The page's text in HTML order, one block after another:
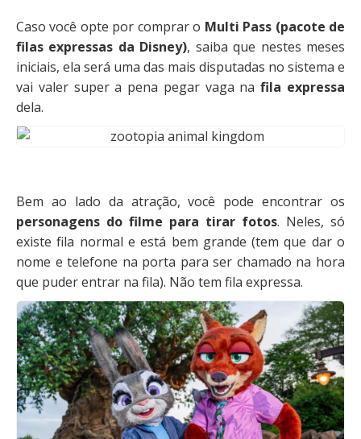
Caso você opte por comprar o Multi Pass (pacote de
filas expressas da Disney), saiba que nestes meses
iniciais, ela será uma das mais disputadas no sistema e
vai valer super a pena pegar vaga nafila expressa
dela.
Bem ao lado da atração, você pode encontrar os
personagens do filme para tirar fotos. Neles, só
existe fila normal e está bem grande (tem que dar o
nome e telefone na porta para ser chamado na hora
que puder entrar na fila). Não tem fila expressa.